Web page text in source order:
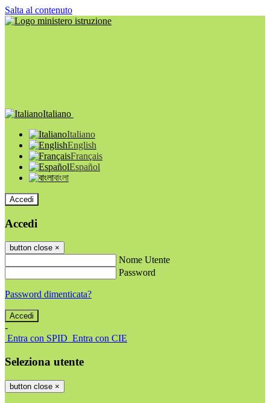
Salta al contenuto
Italiano
Italiano
English
Français
Español
বাংলা
Accedi
Accedi
button close ×
Nome Utente
Password
Password dimenticata?
-
Entra con SPID Entra con CIE
Seleziona utente
button close ×